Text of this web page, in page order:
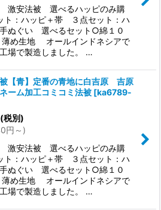
激安法被 選べるハッピのみ購
：ハッピ＋帯 ３点セット：ハ
ぬぐい 選べるセット○綿１０
薄め生地 オールインドネシアで
場で製造しました。 …
【青】定番の青地に白吉原 吉原
ーム加工コミコミ法被 [ka6789-
(税別)
円 ～ )
激安法被 選べるハッピのみ購
：ハッピ＋帯 ３点セット：ハ
ぬぐい 選べるセット○綿１０
薄め生地 オールインドネシアで
場で製造しました。 …